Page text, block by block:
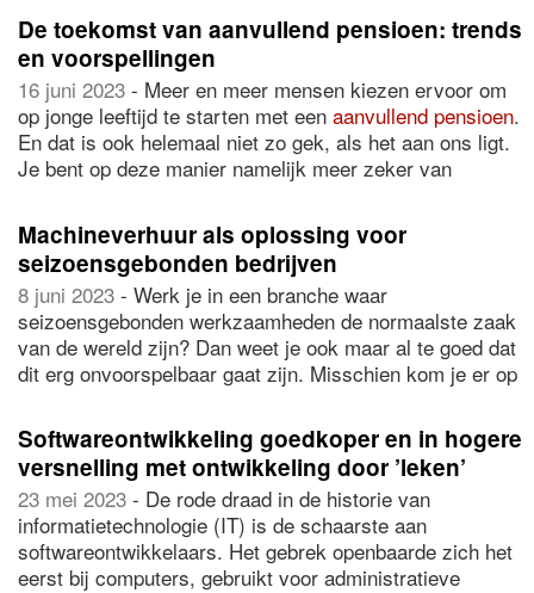
volgt uit een leiderschapsstijl die past bij de huidige open
tijdsgeest. Met coaching voor leidinggevenden voorkom
je dat je achterop raakt, om flexibel te veranderen als
dat nodig is.
De toekomst van aanvullend pensioen: trends
en voorspellingen
16 juni 2023 - Meer en meer mensen kiezen ervoor om
op jonge leeftijd te starten met een aanvullend pensioen.
En dat is ook helemaal niet zo gek, als het aan ons ligt.
Je bent op deze manier namelijk meer zeker van
fijne gedachte. Misschien kies je er in de toekomst voor
om te gaan emigreren, je wilt royaal kunnen leven op je
oude dag of in enkel gebruik willen maken van de best
mogelijke zorg. Al met al is het altijd een goed idee om
je wat verder te gaan verdiepen in een aanvullend
pensioen.
Machineverhuur als oplossing voor
seizoensgebonden bedrijven
8 juni 2023 - Werk je in een branche waar
seizoensgebonden werkzaamheden de normaalste zaak
van de wereld zijn? Dan weet je ook maar al te goed dat
dit erg onvoorspelbaar gaat zijn. Misschien kom je er op
dat je eigenlijk net te weinig materieel op de zaak hebt.
Of door een onverwachte lekkage is de airco kapot,
waardoor een airco huren het eerste is wat je moet doen.
Het is dan wel zo fijn om te weten dat je kunt vertrouwen
op een expert uit de branche.
Softwareontwikkeling goedkoper en in hogere
versnelling met ontwikkeling door ’leken’
23 mei 2023 - De rode draad in de historie van
informatietechnologie (IT) is de schaarste aan
softwareontwikkelaars. Het gebrek openbaarde zich het
eerst bij computers, gebruikt voor administratieve